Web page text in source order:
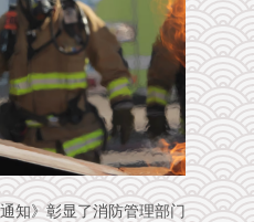
知》彰显了消防管理部门